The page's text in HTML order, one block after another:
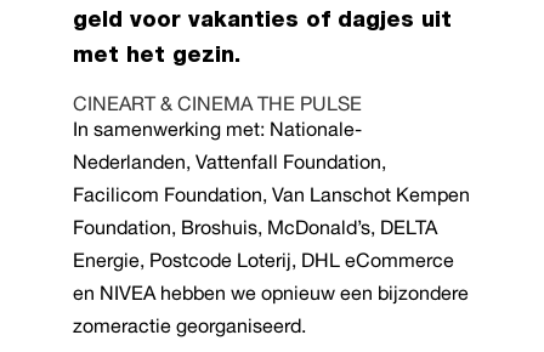
geld voor vakanties of dagjes uit
met het gezin.
CINEART & CINEMA THE PULSE
In samenwerking met: Nationale-
Nederlanden, Vattenfall Foundation,
Facilicom Foundation, Van Lanschot Kempen
Foundation, Broshuis, McDonald’s, DELTA
Energie, Postcode Loterij, DHL eCommerce
en NIVEA hebben we opnieuw een bijzondere
zomeractie georganiseerd.